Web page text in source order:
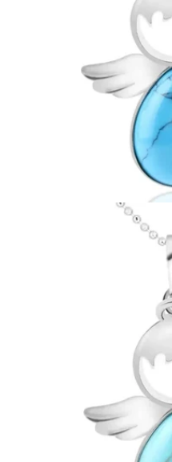
Ouvrir le média 16 en mode
Ouvrir le média 17 en mode